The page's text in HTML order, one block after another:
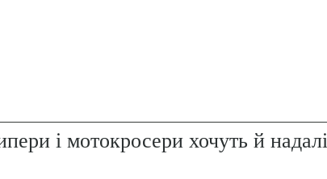
і мотокросери хочуть й надалі